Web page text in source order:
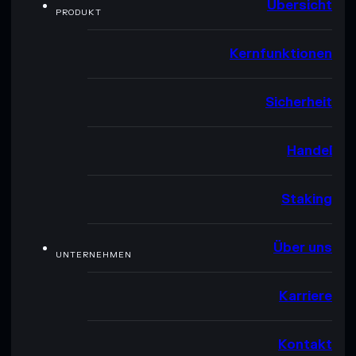
PRODUKT Übersicht
Kernfunktionen
Sicherheit
Handel
Staking
UNTERNEHMEN Über uns
Karriere
Kontakt